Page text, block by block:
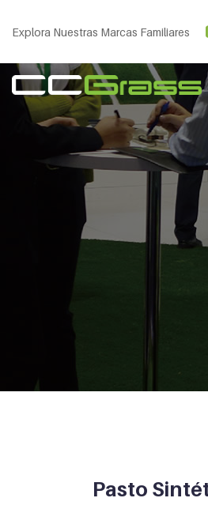
Explora Nuestras Marcas Familiares
Pasto